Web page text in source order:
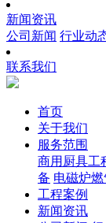
新闻资讯
公司新闻 行业动
联系我们
首页
关于我们
服务范围
商用厨具工
备 电磁炉
工程案例
新闻资讯